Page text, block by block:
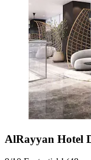
AlRayyan Hotel